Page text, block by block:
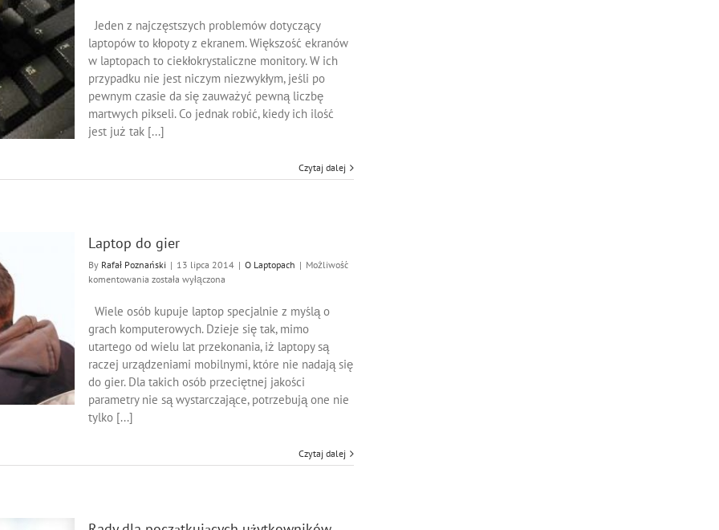
laptopa
Jeden z najczęstszych problemów dotyczący
laptopów to kłopoty z ekranem. Większość ekranów
w laptopach to ciekłokrystaliczne monitory. W ich
przypadku nie jest niczym niezwykłym, jeśli po
pewnym czasie da się zauważyć pewną liczbę
martwych pikseli. Co jednak robić, kiedy ich ilość
jest już tak [...]
Czytaj dalej
Laptop do gier
By Rafał Poznański | 13 lipca 2014 | O Laptopach | Możliwość
komentowania Laptop
gier
została wyłączona
Wiele osób kupuje laptop specjalnie z myślą o
grach komputerowych. Dzieje się tak, mimo
utartego od wielu lat przekonania, iż laptopy są
raczej urządzeniami mobilnymi, które nie nadają się
do gier. Dla takich osób przeciętnej jakości
parametry nie są wystarczające, potrzebują one nie
tylko [...]
Czytaj dalej